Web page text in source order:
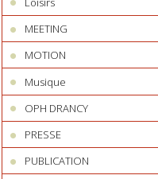
MEETING
MOTION
Musique
OPH DRANCY
PRESSE
PUBLICATION